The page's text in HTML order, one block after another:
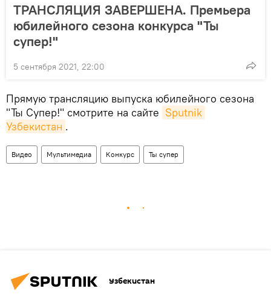
ТРАНСЛЯЦИЯ ЗАВЕРШЕНА. Премьера
юбилейного сезона конкурса "Ты
супер!"
5 сентября 2021, 22:00
Прямую трансляцию выпуска юбилейного сезона
"Ты Супер!" смотрите на сайте Sputnik
Узбекистан .
Видео Мультимедиа Конкурс Ты супер
Узбекистан